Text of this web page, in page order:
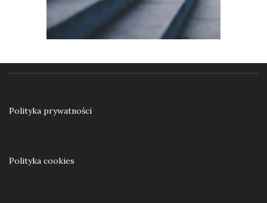
Dodaj do koszyka
Polityka prywatności
Polityka cookies